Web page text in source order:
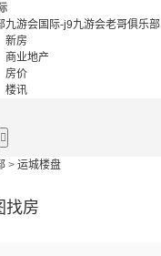
九游会国际-j9九游会老哥俱乐部
新房
商业地产
房价
楼讯

> 运城楼盘
找房